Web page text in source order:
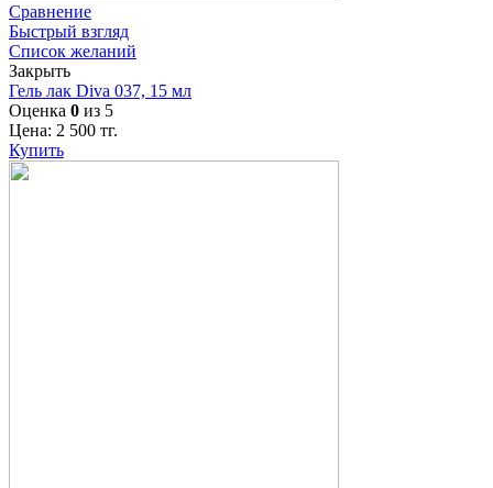
Сравнение
Быстрый взгляд
Список желаний
Закрыть
Гель лак Diva 037, 15 мл
Оценка 0 из 5
Цена: 2 500 тг.
Купить